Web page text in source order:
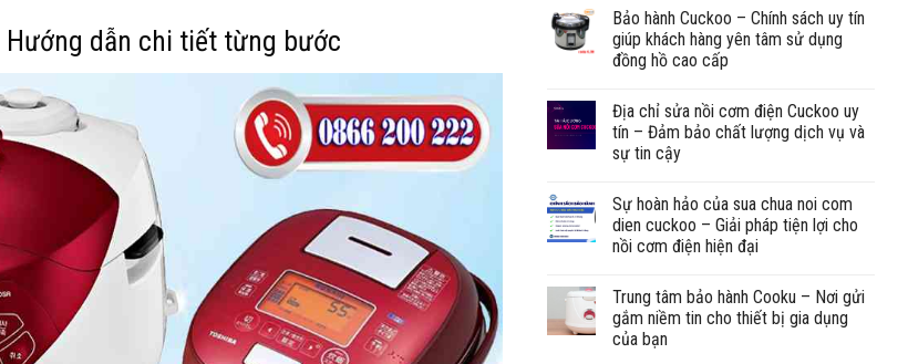
dẫn chi tiết từng bước
Bảo hành Cuckoo – Chính sách uy tín
giúp khách hàng yên tâm sử dụng
đồng hồ cao cấp
Địa chỉ sửa nồi cơm điện Cuckoo uy
tín – Đảm bảo chất lượng dịch vụ và
sự tin cậy
Sự hoàn hảo của sua chua noi com
dien cuckoo – Giải pháp tiện lợi cho
nồi cơm điện hiện đại
Trung tâm bảo hành Cooku – Nơi gửi
gắm niềm tin cho thiết bị gia dụng
của bạn